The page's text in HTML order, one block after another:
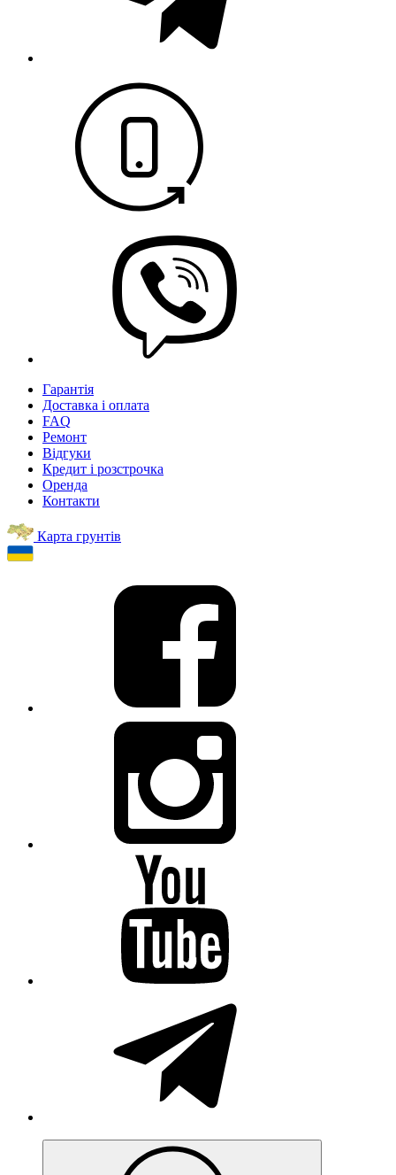
Гарантія
Доставка і оплата
FAQ
Ремонт
Відгуки
Кредит і розстрочка
Оренда
Контакти
Карта грунтів